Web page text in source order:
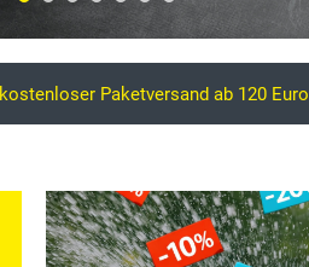
kostenloser Paketversand ab 120 Euro